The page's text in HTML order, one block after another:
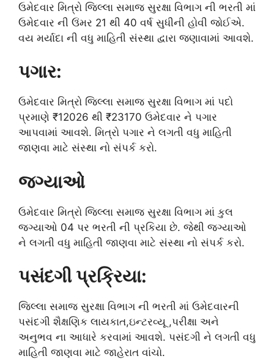
ઉમેદવાર મિત્રો જિલ્લા સમાજ સુરક્ષા વિભાગ ની ભરતી માં
ઉમેદવાર ની ઉંમર 21 થી 40 વર્ષ સુધીની હોવી જોઈએ.
વય મર્યાદા ની વધુ માહિતી સંસ્થા દ્વારા જણાવામાં આવશે.
પગાર:
ઉમેદવાર મિત્રો જિલ્લા સમાજ સુરક્ષા વિભાગ માં પદો
પ્રમાણે ₹12026 થી ₹23170 ઉમેદવાર ને પગાર
આપવામાં આવશે. મિત્રો પગાર ને લગતી વધુ માહિતી
જાણવા માટે સંસ્થા નો સંપર્ક કરો.
જગ્યાઓ
ઉમેદવાર મિત્રો જિલ્લા સમાજ સુરક્ષા વિભાગ માં કુલ
જગ્યાઓ 04 પર ભરતી ની પ્રકિયા છે. જેથી જગ્યાઓ
ને લગતી વધુ માહિતી જાણવા માટે સંસ્થા નો સંપર્ક કરો.
પસંદગી પ્રક્રિયા:
જિલ્લા સમાજ સુરક્ષા વિભાગ ની ભરતી માં ઉમેદવારની
પસંદગી શૈક્ષણિક લાયકાત,ઇન્ટરવ્યૂ ,પરીક્ષા અને
અનુભવ ના આધારે કરવામાં આવશે. પસંદગી ને લગતી વધુ
માહિતી જાણવા માટે જાહેરાત વાંચો.